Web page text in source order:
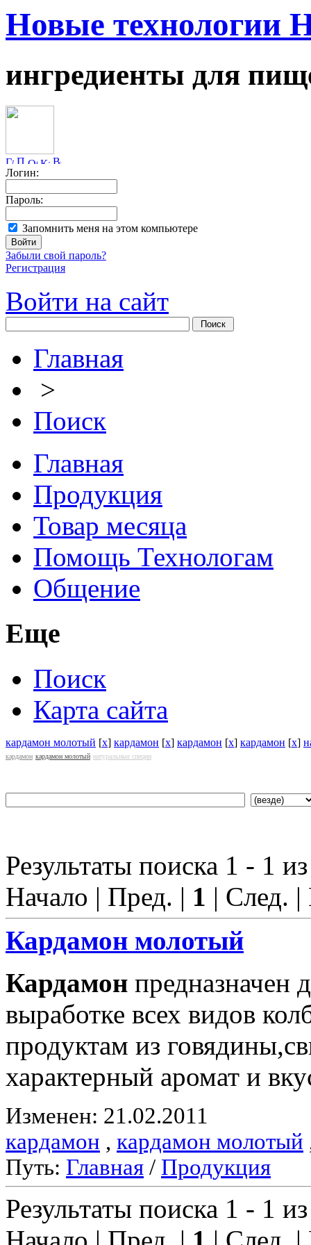
Новые технологии
ингредиенты для
Логин:
Пароль:
Запомнить меня на этом компьютере
Забыли свой пароль?
Регистрация
Войти на сайт
Главная
>
Поиск
Главная
Продукция
Товар месяца
Помощь Технологам
Общение
Еще
Поиск
Карта сайта
кардамон молотый [x] кардамон [x] кардамон [x] кардамон [x]
кардамон кардамон молотый натуральные специи
Результаты поиска 1 - 1
Начало | Пред. | 1 | След.
Кардамон молотый
Кардамон предназначен
выработке всех видов
продуктам из
характерный аромат и
Изменен: 21.02.2011
кардамон , кардамон молотый
Путь: Главная / Продукция
Результаты поиска 1 - 1